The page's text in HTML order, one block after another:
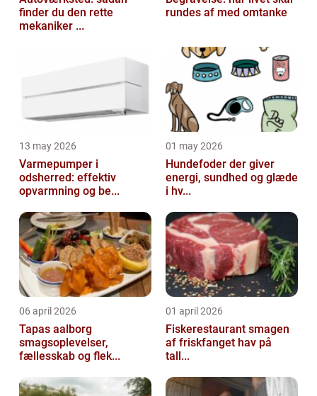
finder du den rette
mekaniker ...
rundes af med omtanke
13 may 2026
Varmepumper i
odsherred: effektiv
opvarmning og be...
01 may 2026
Hundefoder der giver
energi, sundhed og glæde
i hv...
06 april 2026
Tapas aalborg
smagsoplevelser,
fællesskab og flek...
01 april 2026
Fiskerestaurant smagen
af friskfanget hav på
tall...